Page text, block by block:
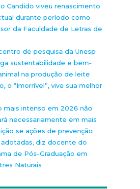
Candido viveu renascimento
durante período como
da Faculdade de Letras de
de pesquisa da Unesp
sustentabilidade e bem-
na produção de leite
o “Imorrível”, vive sua melhor
mais intenso em 2026 não
necessariamente em mais
se ações de prevenção
diz docente do
de Pós-Graduação em
Naturais